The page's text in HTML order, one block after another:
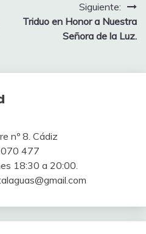
Siguiente:
Triduo en Honor a Nuestra
Señora de la Luz.
nº 8. Cádiz
477
18:30 a 20:00.